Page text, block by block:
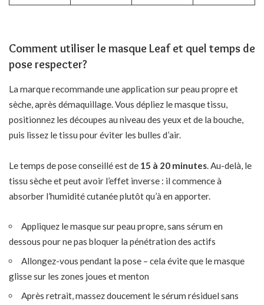
Comment utiliser le masque Leaf et quel temps de
pose respecter?
La marque recommande une application sur peau propre et
sèche, après démaquillage. Vous dépliez le masque tissu,
positionnez les découpes au niveau des yeux et de la bouche,
puis lissez le tissu pour éviter les bulles d’air.
Le temps de pose conseillé est de 15 à 20 minutes. Au-delà, le
tissu sèche et peut avoir l’effet inverse : il commence à
absorber l’humidité cutanée plutôt qu’à en apporter.
Appliquez le masque sur peau propre, sans sérum en
dessous pour ne pas bloquer la pénétration des actifs
Allongez-vous pendant la pose – cela évite que le masque
glisse sur les zones joues et menton
Après retrait, massez doucement le sérum résiduel sans